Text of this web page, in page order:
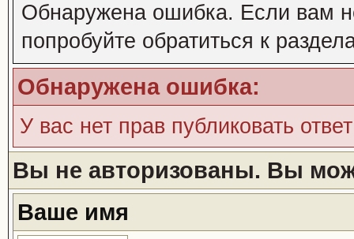
Обнаружена ошибка. Если вам
попробуйте обратиться к
Обнаружена ошибка:
У вас нет прав публиковать
Вы не авторизованы. Вы
Ваше имя